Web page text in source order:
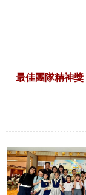
最佳團隊精神獎